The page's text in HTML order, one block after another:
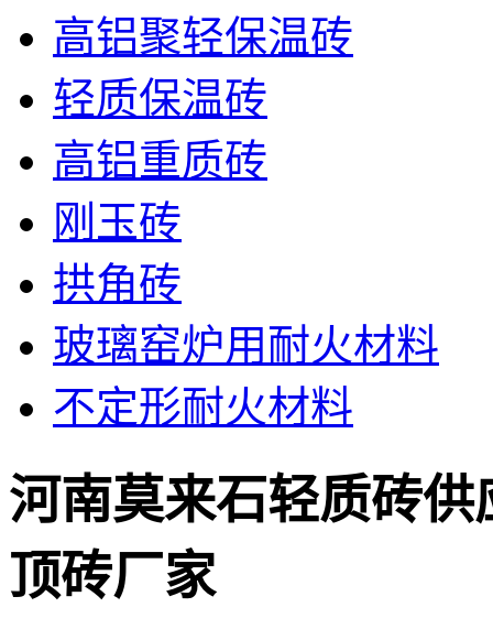
高铝聚轻保温砖
轻质保温砖
高铝重质砖
刚玉砖
拱角砖
玻璃窑炉用耐火材料
不定形耐火材料
河南莫来石轻质砖
顶砖厂家